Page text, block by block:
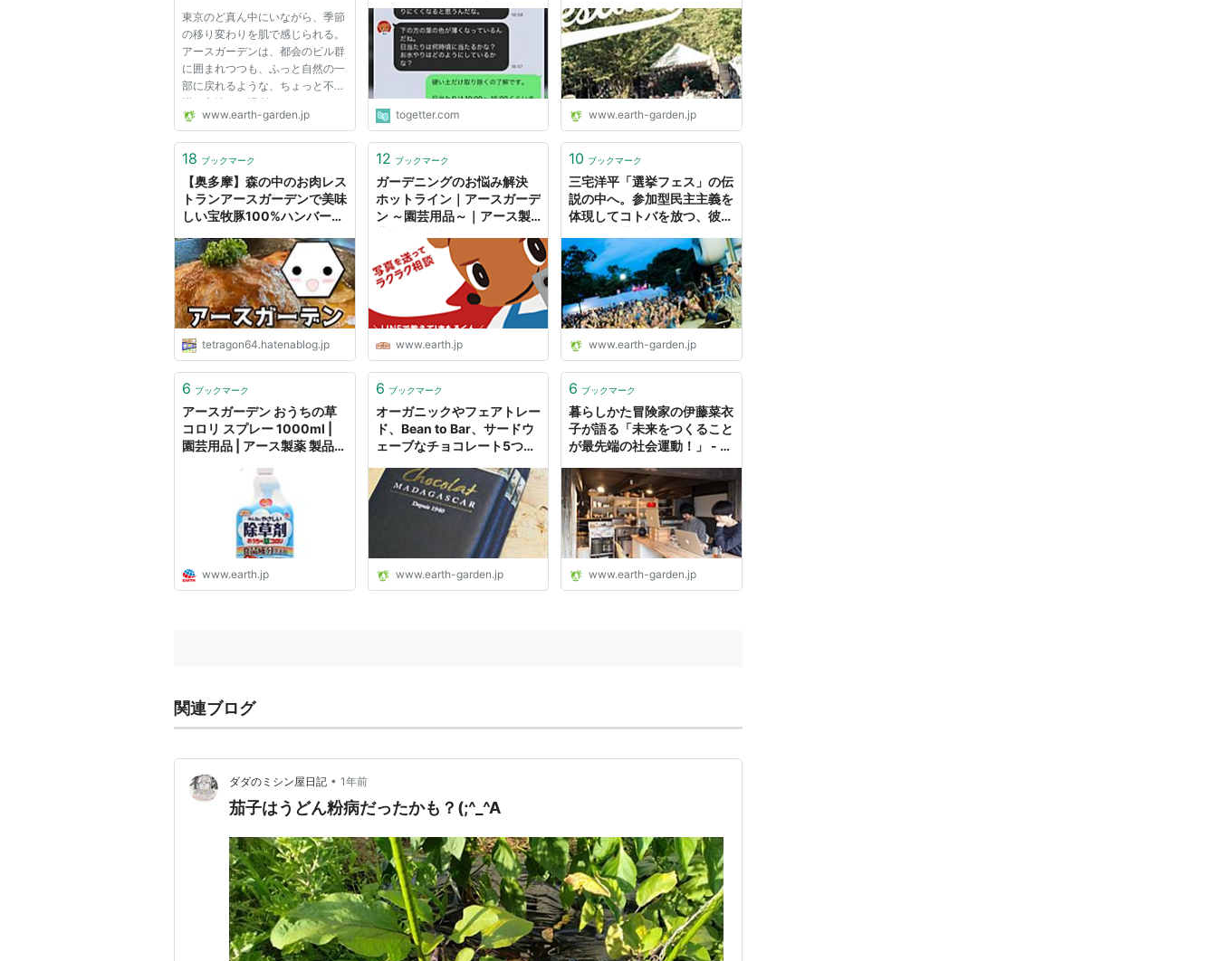
東京のど真ん中にいながら、季節
の移り変わりを肌で感じられる。
アースガーデンは、都会のビル群
に囲まれつつも、ふっと自然の一
部に戻れるような、ちょっと不思
議で心地よい場所です。 そんな
「都会の森」でのひとときを、
代々木公園で会いましょう！アー
スガーデンの開催日程が決まり
ま...
www.earth-garden.jp
い？と思ったら人間だった。
まもるさん、大変恐縮です！
togetter.com
ーデン
www.earth-garden.jp
18 ブックマーク
【奥多摩】森の中のお肉レス
トランアースガーデンで美味
しい宝牧豚100%ハンバーグ
にっきちょう
tetragon64.hatenablog.jp
12 ブックマーク
ガーデニングのお悩み解決
ホットライン｜アースガーデ
ン ～園芸用品～｜アース製
www.earth.jp
10 ブックマーク
三宅洋平「選挙フェス」の伝
説の中へ。参加型民主主義を
体現してコトバを放つ、彼と
ースガーデン
www.earth-garden.jp
6 ブックマーク
アースガーデン おうちの草
コロリ スプレー 1000ml |
園芸用品 | アース製薬 製品情
www.earth.jp
6 ブックマーク
オーガニックやフェアトレー
ド、Bean to Bar、サードウ
ェーブなチョコレート5つ選
www.earth-garden.jp
6 ブックマーク
暮らしかた冒険家の伊藤菜衣
子が語る「未来をつくること
が最先端の社会運動！」 - ア
www.earth-garden.jp
関連ブログ
ダダのミシン屋日記 • 1年前
茄子はうどん粉病だったかも？(;^_^A